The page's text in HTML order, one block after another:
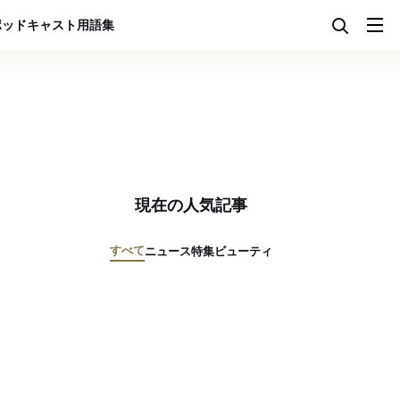
ドキャスト用語集
現在の人気記事
すべてニュース特集ビューティ